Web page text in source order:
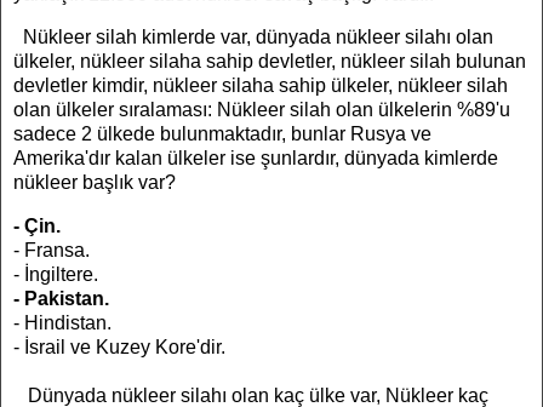
Nükleer silah kimlerde var, dünyada nükleer silahı olan
ülkeler, nükleer silaha sahip devletler, nükleer silah bulunan
devletler kimdir, nükleer silaha sahip ülkeler, nükleer silah
olan ülkeler sıralaması: Nükleer silah olan ülkelerin %89'u
sadece 2 ülkede bulunmaktadır, bunlar Rusya ve
Amerika'dır kalan ülkeler ise şunlardır, dünyada kimlerde
nükleer başlık var?
- Çin.
- Fransa.
- İngiltere.
- Pakistan.
- Hindistan.
- İsrail ve Kuzey Kore'dir.
Dünyada nükleer silahı olan kaç ülke var, Nükleer kaç